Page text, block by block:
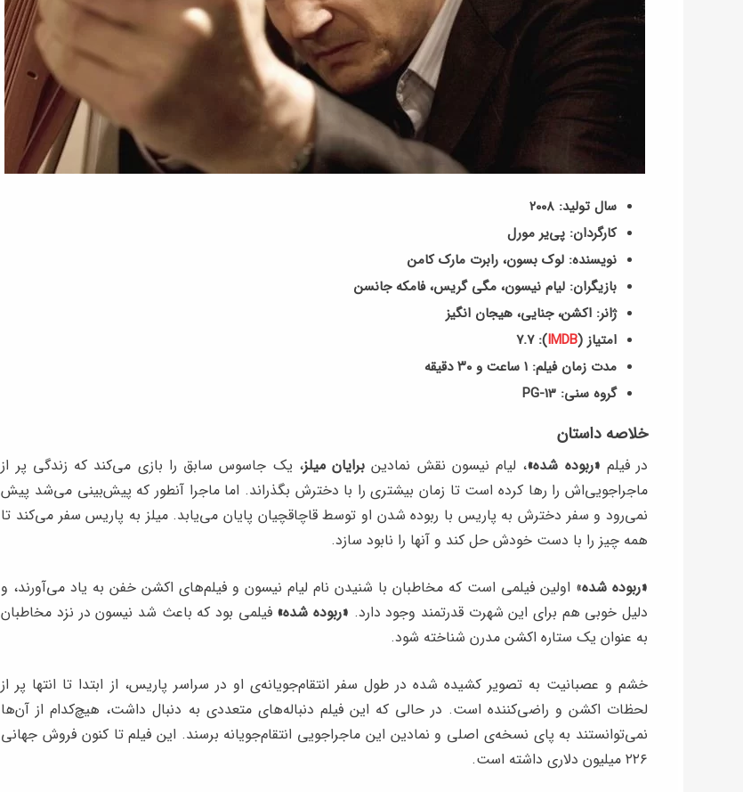
سال تولید: ۲۰۰۸
کارگردان: پی‌یر مورل
نویسنده: لوک بسون، رابرت مارک کامن
بازیگران: لیام نیسون، مگی گریس، فامکه جانسن
ژانر: اکشن، جنایی، هیجان انگیز
امتیاز (IMDB): ۷.۷
مدت زمان فیلم: ۱ ساعت و ۳۰ دقیقه
گروه سنی: PG-13
خلاصه داستان
در فیلم «ربوده شده»، لیام نیسون نقش نمادینبرایان میلز، یک جاسوس سابق را بازی می‌کند که زندگی پر از
ماجراجویی‌اش را رها کرده است تا زمان بیشتری را با دخترش بگذراند. اما ماجرا آنطور که پیش‌بینی می‌شد پیش
نمی‌رود و سفر دخترش به پاریس با ربوده شدن او توسط قاچاقچیان پایان می‌یابد. میلز به پاریس سفر می‌کند تا
همه چیز را با دست خودش حل کند و آنها را نابود سازد.
«ربوده شده» اولین فیلمی است که مخاطبان با شنیدن نام لیام نیسون و فیلم‌های اکشن خفن به یاد می‌آورند، و
دلیل خوبی هم برای این شهرت قدرتمند وجود دارد. «ربوده شده» فیلمی بود که باعث شد نیسون در نزد مخاطبان
به عنوان یک ستاره‌ اکشن مدرن شناخته شود.
خشم و عصبانیت به تصویر کشیده شده در طول سفر انتقام‌جویانه‌ی او در سراسر پاریس، از ابتدا تا انتها پر از
لحظات اکشن و راضی‌کننده است. در حالی که این فیلم دنباله‌های متعددی به دنبال داشت، هیچ‌کدام از آن‌ها
نمی‌توانستند به پای نسخه‌ی اصلی و نمادین این ماجراجویی انتقام‌جویانه برسند. این فیلم تا کنون فروش جهانی
۲۲۶ میلیون دلاری داشته است.